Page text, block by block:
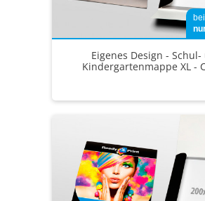
Eigenes Design - Schul-
Kindergartenmappe XL -